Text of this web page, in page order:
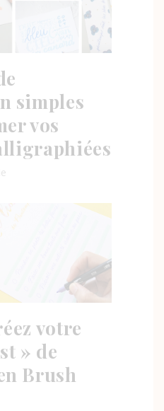
simples
vos
votre
» de
Brush